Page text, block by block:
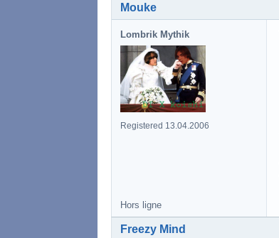
Mouke
Lombrik Mythik
Registered 13.04.2006
Hors ligne
Freezy Mind